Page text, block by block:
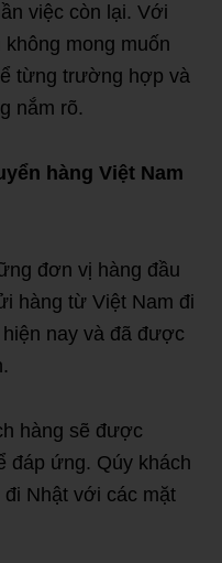
việc còn lại. Với
mong muốn
từng trường hợp và
nắm rõ.
hàng Việt Nam
đơn vị hàng đầu
hàng từ Việt Nam đi
nay và đã được
hàng sẽ được
đáp ứng. Qúy khách
Nhật với các mặt